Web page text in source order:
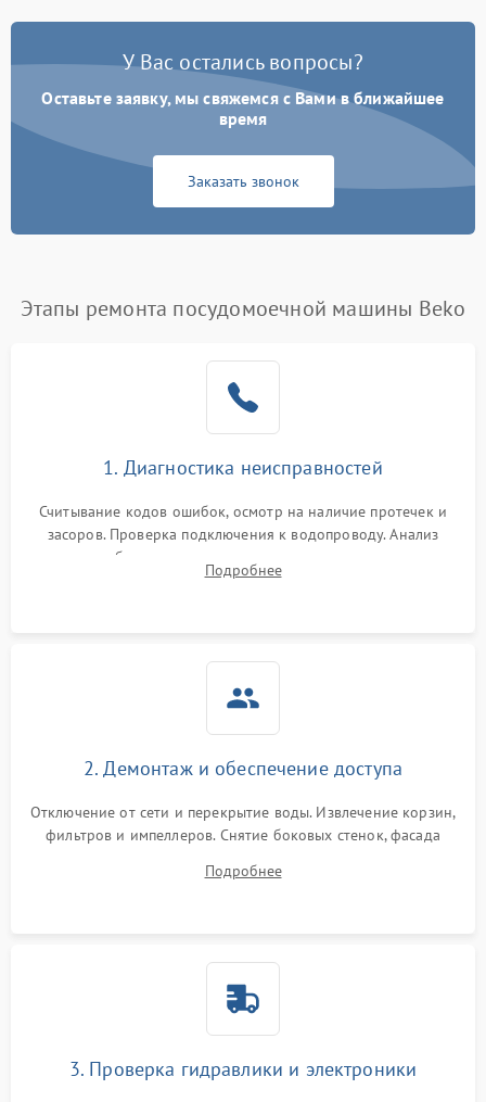
У Вас остались вопросы?
Оставьте заявку, мы свяжемся с Вами в ближайшее
время
Заказать звонок
Этапы ремонта посудомоечной машины Beko
1. Диагностика неисправностей
Считывание кодов ошибок, осмотр на наличие протечек и
засоров. Проверка подключения к водопроводу. Анализ
жалоб на отсутствие слива, нагрева, вращения
разбрызгивателей или срабатывание системы защиты
Подробнее
2. Демонтаж и обеспечение доступа
Отключение от сети и перекрытие воды. Извлечение корзин,
фильтров и импеллеров. Снятие боковых стенок, фасада
циркуляционному насосу, ТЭНу и сливной помпе.
Подробнее
3. Проверка гидравлики и электроники